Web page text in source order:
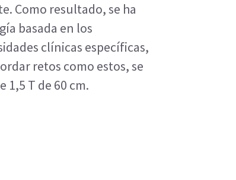
Como resultado, se ha
basada en los
clínicas específicas,
retos como estos, se
1,5 T de 60 cm.